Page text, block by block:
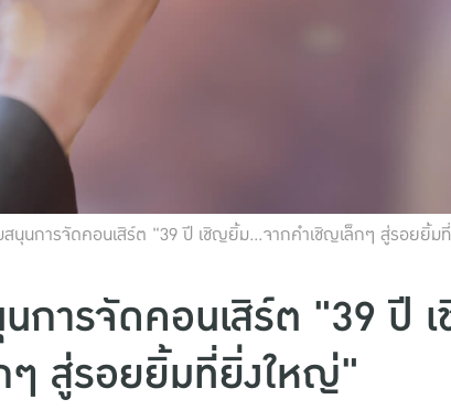
นุนการจัดคอนเสิร์ต "39 ปี เชิญยิ้ม...จากคำเชิญเล็กๆ สู่รอยยิ้
การจัดคอนเสิร์ต "39 ปี
ๆ สู่รอยยิ้มที่ยิ่งใหญ่"